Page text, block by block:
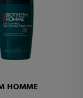
HOMME